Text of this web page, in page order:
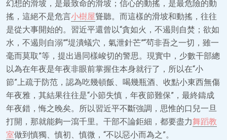
幻想的滑坡，是最致命的滑坡；信心的動搖，是最危險的動
搖，這絕不是危言小樹屋聳聽。而這樣的滑坡和動搖，往往
是從大事開始的。習近平還曾以“貪如火，不遏則自焚；欲如
水，不遏則自溺”“堤潰蟻穴，氣泄針芒”“茍非吾之一切，雖一
毫而莫取”等，提出過同樣峻切的警思。現實中，少數干部總
以為在年夜是年夜非眼前掌握住本身就行了，所以在“小
節”上疏于防范，認為吃幾頓飯、喝幾瓶酒、收點小東西無傷
年夜雅，其結果往往是“小節失慎，年夜節難保”，最終鑄成
年夜錯，悔之晚矣。所以習近平不斷強調，思惟的口兒一旦
打開，那就能夠一瀉千里。干部不論鉅細，都要盡力舞蹈教
室做到慎獨、慎初、慎微，“不以惡小而為之”。